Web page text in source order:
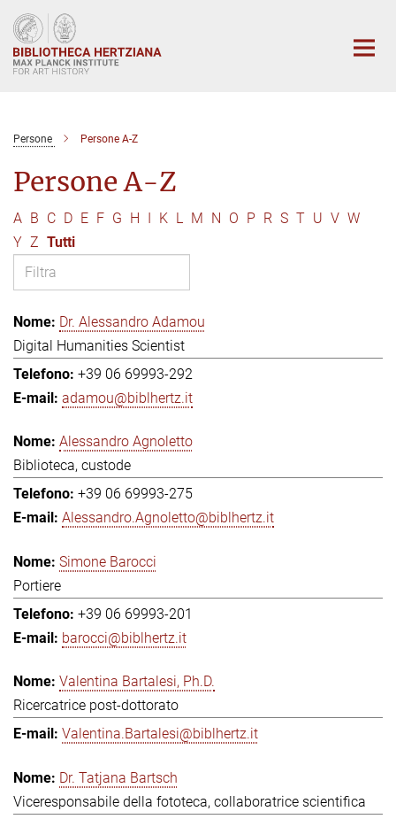
Main-
Content
Persone Persone A-Z
Persone A-Z
A B C D E F G H I K L M N O P R S T U V W
Y Z Tutti
Dr. Alessandro Adamou
Digital Humanities Scientist
+39 06 69993-292
adamou@biblhertz.it
Alessandro Agnoletto
Biblioteca, custode
+39 06 69993-275
Alessandro.Agnoletto@biblhertz.it
Simone Barocci
Portiere
+39 06 69993-201
barocci@biblhertz.it
Valentina Bartalesi, Ph.D.
Ricercatrice post-dottorato
Valentina.Bartalesi@biblhertz.it
Dr. Tatjana Bartsch
Viceresponsabile della fototeca, collaboratrice scientifica